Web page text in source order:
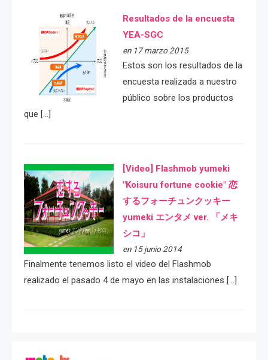
Resultados de la encuesta
YEA-SGC
en 17 marzo 2015
Estos son los resultados de la
encuesta realizada a nuestro
público sobre los productos
que […]
[Video] Flashmob yumeki
"Koisuru fortune cookie" 恋
するフォーチュンクッキー
yumeki エンタメ ver. 「メキ
シコ」
en 15 junio 2014
Finalmente tenemos listo el video del Flashmob
realizado el pasado 4 de mayo en las instalaciones […]